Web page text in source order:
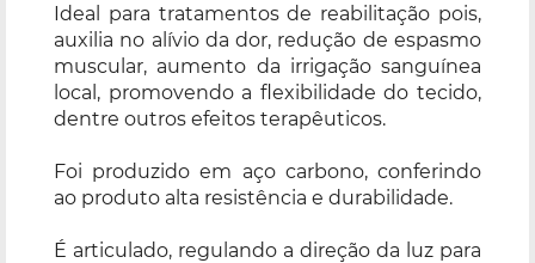
Ideal para tratamentos de reabilitação pois,
auxilia no alívio da dor, redução de espasmo
muscular, aumento da irrigação sanguínea
local, promovendo a flexibilidade do tecido,
dentre outros efeitos terapêuticos.
Foi produzido em aço carbono, conferindo
ao produto alta resistência e durabilidade.
É articulado, regulando a direção da luz para